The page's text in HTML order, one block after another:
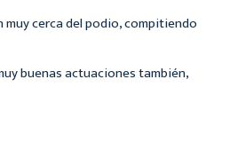
cerca del podio, compitiendo
buenas actuaciones también,